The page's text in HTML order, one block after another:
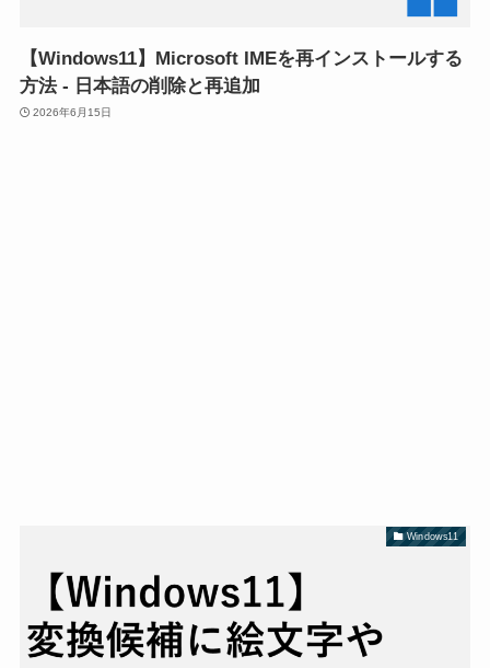
【Windows11】Microsoft IMEを再インストールする
方法 - 日本語の削除と再追加
2026年6月15日
Windows11